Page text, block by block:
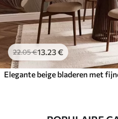
22.05€13 .23€